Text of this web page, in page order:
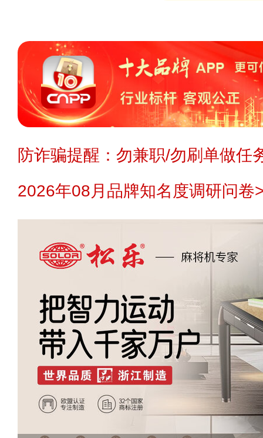
防诈骗提醒：勿兼职/勿刷单做任
2026年08月品牌知名度调研问卷